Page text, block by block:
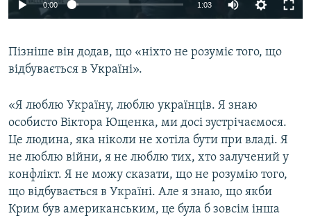
0:00 1:03
Пізніше він додав, що «ніхто не розуміє того, що
відбувається в Україні».
«Я люблю Україну, люблю українців. Я знаю
особисто Віктора Ющенка, ми досі зустрічаємося.
Це людина, яка ніколи не хотіла бути при владі. Я
не люблю війни, я не люблю тих, хто залучений у
конфлікт. Я не можу сказати, що не розумію того,
що відбувається в Україні. Але я знаю, що якби
Крим був американським, це була б зовсім інша